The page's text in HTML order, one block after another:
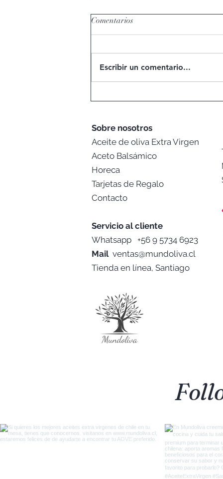
Comentarios
Escribir un comentario...
Sobre nosotros
Aceite de oliva Extra Virgen
Aceto Balsámico
Horeca
Tarjetas de Regalo
Contacto
Servicio al cliente
Whatsapp +56 9 5734 6923
Mail ventas@mundoliva.cl
Tienda en línea, Santiago